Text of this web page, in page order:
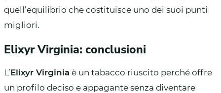
quell’equilibrio che costituisce uno dei suoi punti
migliori.
Elixyr Virginia: conclusioni
L’Elixyr Virginia è un tabacco riuscito perché offre
un profilo deciso e appagante senza diventare